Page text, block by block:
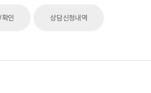
인 상담신청내역